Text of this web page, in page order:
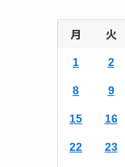
月 火
1 2
8 9
15 16
22 23